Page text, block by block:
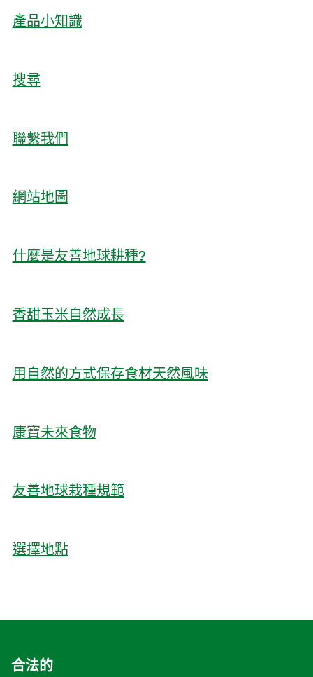
產品小知識
搜尋
聯繫我們
網站地圖
什麼是友善地球耕種?
香甜玉米自然成長
用自然的方式保存食材天然風味
康寶未來食物
友善地球栽種規範
選擇地點
合法的